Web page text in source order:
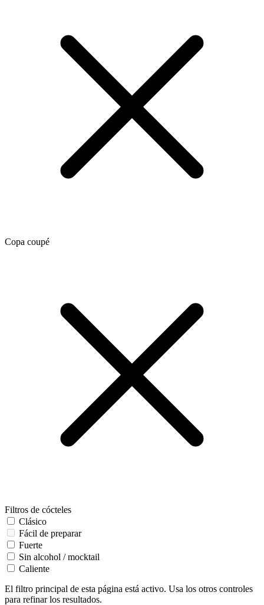
Copa coupé
Filtros de cócteles
Clásico
Fácil de preparar
Fuerte
Sin alcohol / mocktail
Caliente
El filtro principal de esta página está activo. Usa los otros controles
para refinar los resultados.